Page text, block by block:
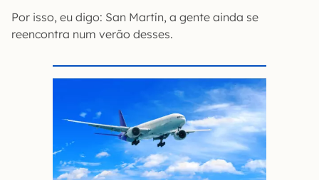
Por isso, eu digo: San Martín, a gente ainda se
reencontra num verão desses.